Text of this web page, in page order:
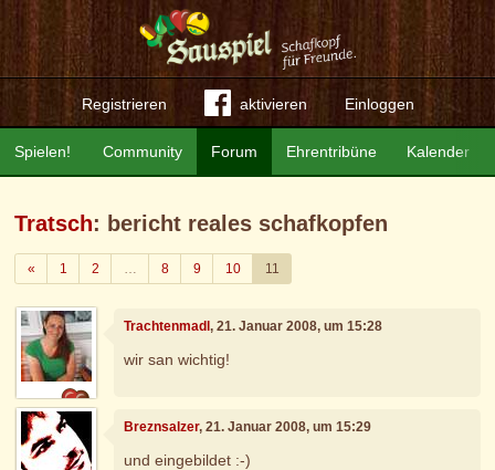
Registrieren aktivieren Einloggen
Community Forum Ehrentribüne Kalender
Spielen!
Tratsch: bericht reales schafkopfen
«Zurück
1 2 … 8 9 10 11
Trachtenmadl, 21. Januar 2008, um 15:28
wir san wichtig!
Breznsalzer, 21. Januar 2008, um 15:29
und eingebildet :-)